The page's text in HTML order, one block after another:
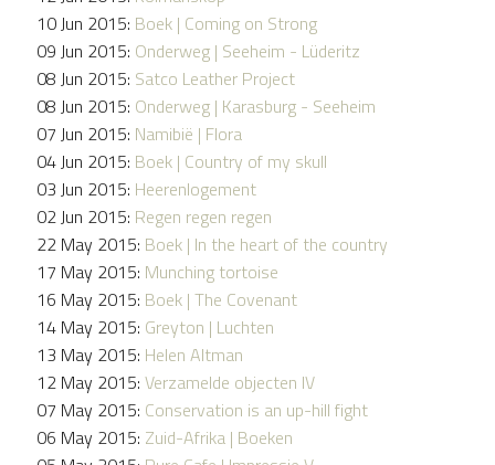
10 Jun 2015: Boek | Coming on Strong
09 Jun 2015: Onderweg | Seeheim - Lüderitz
08 Jun 2015: Satco Leather Project
08 Jun 2015: Onderweg | Karasburg - Seeheim
07 Jun 2015: Namibië | Flora
04 Jun 2015: Boek | Country of my skull
03 Jun 2015: Heerenlogement
02 Jun 2015: Regen regen regen
22 May 2015: Boek | In the heart of the country
17 May 2015: Munching tortoise
16 May 2015: Boek | The Covenant
14 May 2015: Greyton | Luchten
13 May 2015: Helen Altman
12 May 2015: Verzamelde objecten IV
07 May 2015: Conservation is an up-hill fight
06 May 2015: Zuid-Afrika | Boeken